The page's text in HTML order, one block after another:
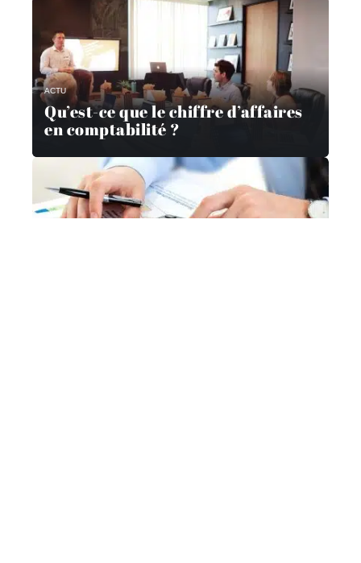
ACTU
Qu’est-ce que le chiffre d’affaires
en comptabilité ?